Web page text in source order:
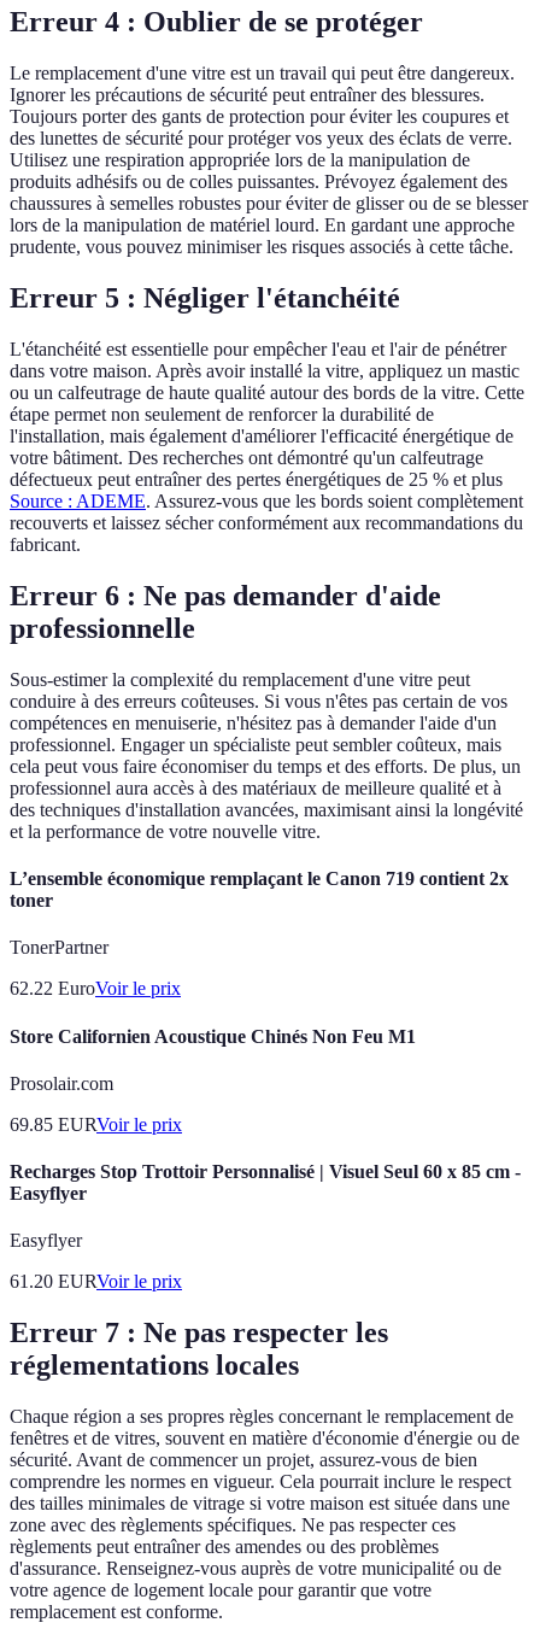
Erreur 4 : Oublier de se protéger
Le remplacement d'une vitre est un travail qui peut être dangereux.
Ignorer les précautions de sécurité peut entraîner des blessures.
Toujours porter des gants de protection pour éviter les coupures et
des lunettes de sécurité pour protéger vos yeux des éclats de verre.
Utilisez une respiration appropriée lors de la manipulation de
produits adhésifs ou de colles puissantes. Prévoyez également des
chaussures à semelles robustes pour éviter de glisser ou de se blesser
lors de la manipulation de matériel lourd. En gardant une approche
prudente, vous pouvez minimiser les risques associés à cette tâche.
Erreur 5 : Négliger l'étanchéité
L'étanchéité est essentielle pour empêcher l'eau et l'air de pénétrer
dans votre maison. Après avoir installé la vitre, appliquez un mastic
ou un calfeutrage de haute qualité autour des bords de la vitre. Cette
étape permet non seulement de renforcer la durabilité de
l'installation, mais également d'améliorer l'efficacité énergétique de
votre bâtiment. Des recherches ont démontré qu'un calfeutrage
défectueux peut entraîner des pertes énergétiques de 25 % et plus
Source : ADEME. Assurez-vous que les bords soient complètement
recouverts et laissez sécher conformément aux recommandations du
fabricant.
Erreur 6 : Ne pas demander d'aide
professionnelle
Sous-estimer la complexité du remplacement d'une vitre peut
conduire à des erreurs coûteuses. Si vous n'êtes pas certain de vos
compétences en menuiserie, n'hésitez pas à demander l'aide d'un
professionnel. Engager un spécialiste peut sembler coûteux, mais
cela peut vous faire économiser du temps et des efforts. De plus, un
professionnel aura accès à des matériaux de meilleure qualité et à
des techniques d'installation avancées, maximisant ainsi la longévité
et la performance de votre nouvelle vitre.
L’ensemble économique remplaçant le Canon 719 contient 2x
toner
TonerPartner
62.22 EuroVoir le prix
Store Californien Acoustique Chinés Non Feu M1
Prosolair.com
69.85 EURVoir le prix
Recharges Stop Trottoir Personnalisé | Visuel Seul 60 x 85 cm -
Easyflyer
Easyflyer
61.20 EURVoir le prix
Erreur 7 : Ne pas respecter les
réglementations locales
Chaque région a ses propres règles concernant le remplacement de
fenêtres et de vitres, souvent en matière d'économie d'énergie ou de
sécurité. Avant de commencer un projet, assurez-vous de bien
comprendre les normes en vigueur. Cela pourrait inclure le respect
des tailles minimales de vitrage si votre maison est située dans une
zone avec des règlements spécifiques. Ne pas respecter ces
règlements peut entraîner des amendes ou des problèmes
d'assurance. Renseignez-vous auprès de votre municipalité ou de
votre agence de logement locale pour garantir que votre
remplacement est conforme.